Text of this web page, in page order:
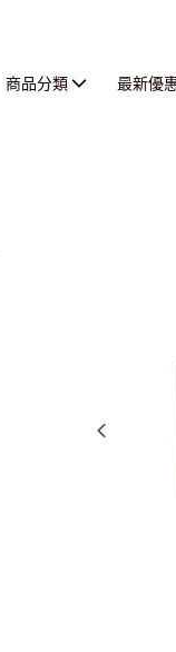
商品分類 最新優